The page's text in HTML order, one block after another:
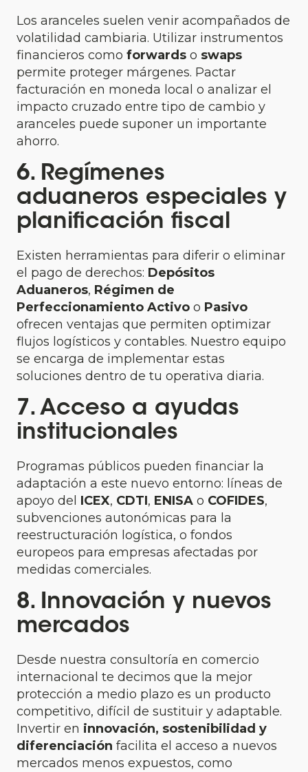
Los aranceles suelen venir acompañados de
volatilidad cambiaria. Utilizar instrumentos
financieros como forwards o swaps
permite proteger márgenes. Pactar
facturación en moneda local o analizar el
impacto cruzado entre tipo de cambio y
aranceles puede suponer un importante
ahorro.
6. Regímenes
aduaneros especiales y
planificación fiscal
Existen herramientas para diferir o eliminar
el pago de derechos: Depósitos
Aduaneros, Régimen de
Perfeccionamiento Activo o Pasivo
ofrecen ventajas que permiten optimizar
flujos logísticos y contables. Nuestro equipo
se encarga de implementar estas
soluciones dentro de tu operativa diaria.
7. Acceso a ayudas
institucionales
Programas públicos pueden financiar la
adaptación a este nuevo entorno: líneas de
apoyo del ICEX, CDTI, ENISA o COFIDES,
subvenciones autonómicas para la
reestructuración logística, o fondos
europeos para empresas afectadas por
medidas comerciales.
8. Innovación y nuevos
mercados
Desde nuestra consultoría en comercio
internacional te decimos que la mejor
protección a medio plazo es un producto
competitivo, difícil de sustituir y adaptable.
Invertir en innovación, sostenibilidad y
diferenciación facilita el acceso a nuevos
mercados menos expuestos, como